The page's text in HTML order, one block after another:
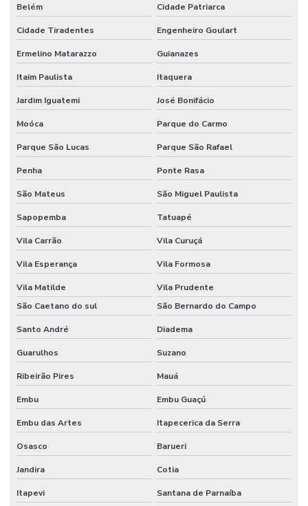
AUTOMAÇÃO
RESIDENCIAL
ESPÍRITO
SANTO
AUTOMAÇÃO
RESIDENCIAL
FLORIANÓPOLIS
AUTOMAÇÃO
RESIDENCIAL
FORTALEZA
AUTOMAÇÃO
RESIDENCIAL
GOIÂNIA
AUTOMAÇÃO
RESIDENCIAL
LUZES
AUTOMAÇÃO
RESIDENCIAL
MACEIO
AUTOMAÇÃO
MANAUS
AUTOMAÇÃO
RESIDENCIAL
MARINGÁ
AUTOMAÇÃO
RESIDENCIAL
EM MINAS
RESIDENCIAL
Belém Cidade Patriarca
Cidade Tiradentes Engenheiro Goulart
Ermelino Matarazzo Guianazes
Itaim Paulista Itaquera
Jardim Iguatemi José Bonifácio
Moóca Parque do Carmo
Parque São Lucas Parque São Rafael
Penha Ponte Rasa
São Mateus São Miguel Paulista
Sapopemba Tatuapé
Vila Carrão Vila Curuçá
Vila Esperança Vila Formosa
Vila Matilde
Vila Prudente
São Caetano do sul
São Bernardo do Campo
Santo André Diadema
Guarulhos Suzano
Ribeirão Pires Mauá
Embu Embu Guaçú
Embu das Artes Itapecerica da Serra
Osasco Barueri
Jandira Cotia
Itapevi Santana de Parnaíba